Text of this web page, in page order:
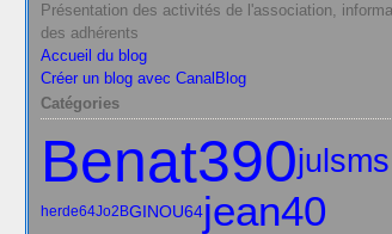
Présentation des activités de l'association,
des adhérents
Accueil du blog
Créer un blog avec CanalBlog
Catégories
Benat390julsms
herde64Jo2BGINOU64jean40